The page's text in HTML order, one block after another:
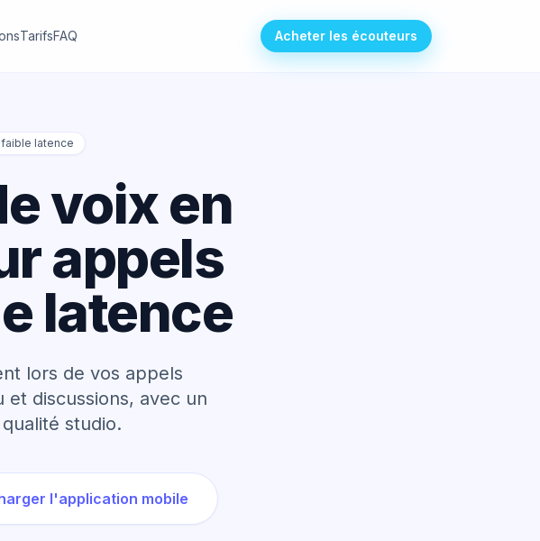
TarifsFAQ Acheter les écouteurs
latence
voix en
appels
latence
lors de vos appels
discussions, avec un
studio.
l'application mobile